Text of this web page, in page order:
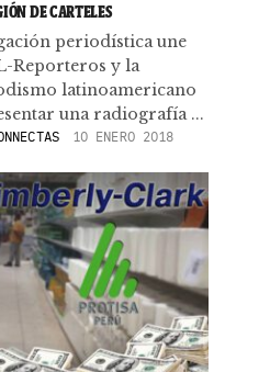
DE CARTELES
periodística une
Reporteros y la
latinoamericano
una radiografía ...
10 ENERO 2018